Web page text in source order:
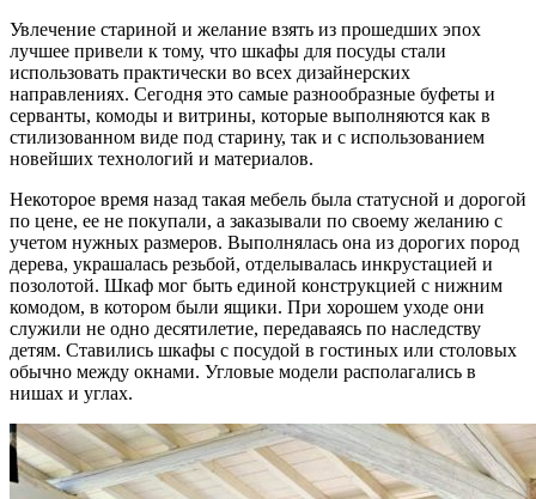
Увлечение стариной и желание взять из прошедших эпох
лучшее привели к тому, что шкафы для посуды стали
использовать практически во всех дизайнерских
направлениях. Сегодня это самые разнообразные буфеты и
серванты, комоды и витрины, которые выполняются как в
стилизованном виде под старину, так и с использованием
новейших технологий и материалов.
Некоторое время назад такая мебель была статусной и дорогой
по цене, ее не покупали, а заказывали по своему желанию с
учетом нужных размеров. Выполнялась она из дорогих пород
дерева, украшалась резьбой, отделывалась инкрустацией и
позолотой. Шкаф мог быть единой конструкцией с нижним
комодом, в котором были ящики. При хорошем уходе они
служили не одно десятилетие, передаваясь по наследству
детям. Ставились шкафы с посудой в гостиных или столовых
обычно между окнами. Угловые модели располагались в
нишах и углах.